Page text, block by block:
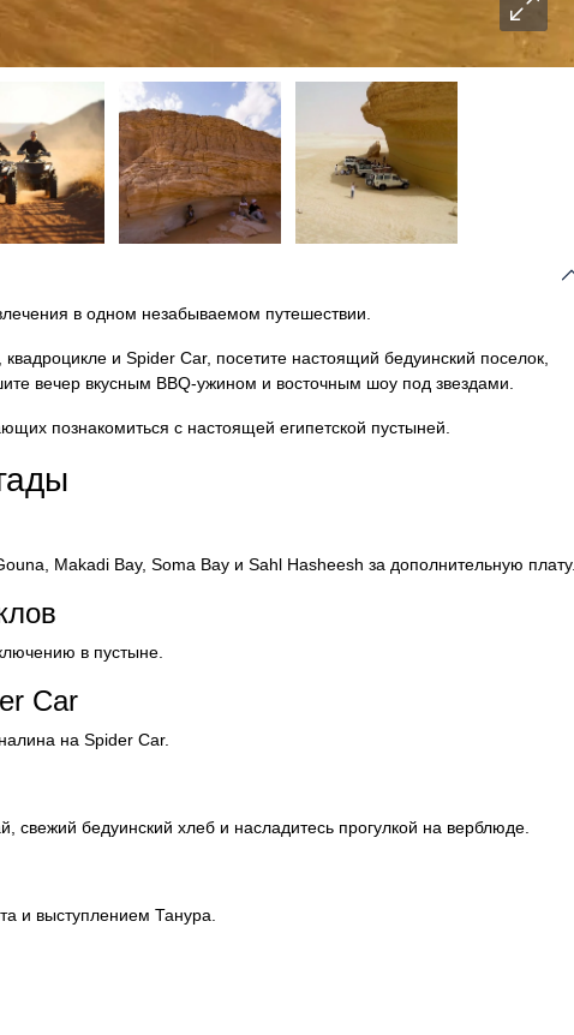
в одном незабываемом путешествии.
и Spider Car, посетите настоящий бедуинский поселок,
вечер вкусным BBQ-ужином и восточным шоу под звездами.
познакомиться с настоящей египетской пустыней.
Makadi Bay, Soma Bay и Sahl Hasheesh за дополнительную плату.
в пустыне.
Car
на Spider Car.
свежий бедуинский хлеб и насладитесь прогулкой на верблюде.
и выступлением Танура.